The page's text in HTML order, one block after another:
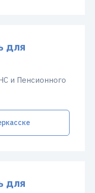
для
и Пенсионного
для